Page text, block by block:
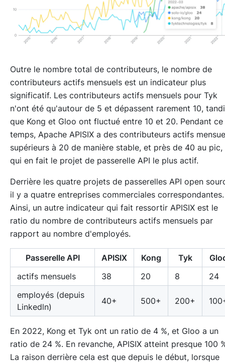
Outre le nombre total de contributeurs, le nombre de
contributeurs actifs mensuels est un indicateur plus
significatif. Les contributeurs actifs mensuels pour Tyk
n'ont été qu'autour de 5 et dépassent rarement 10,
que Kong et Gloo ont fluctué entre 10 et 20. Pendant ce
temps, Apache APISIX a des contributeurs actifs
supérieurs à 20 de manière stable, et près de 40 au pic,
qui en fait le projet de passerelle API le plus actif.
Derrière les quatre projets de passerelles API open
il y a quatre entreprises commerciales correspondantes.
Ainsi, un autre indicateur qui fait ressortir APISIX est le
ratio du nombre de contributeurs actifs mensuels par
rapport au nombre d'employés.
Passerelle API APISIX Kong Tyk
actifs mensuels
38 20 8
24
employés (depuis
Linkedln)
40+ 500+ 200+
En 2022, Kong et Tyk ont un ratio de 4 %, et Gloo a un
ratio de 24 %. En revanche, APISIX atteint presque 100
La raison derrière cela est que depuis le début, lorsque